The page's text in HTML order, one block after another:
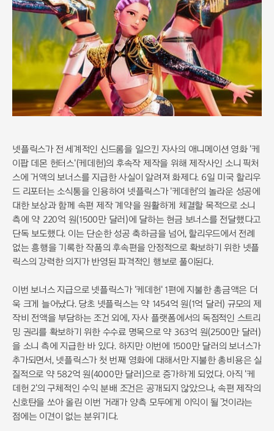
넷플릭스가 전 세계적인 신드롬을 일으킨 자사의 애니메이션 영화 '케
이팝 데몬 헌터스'(케데헌)의 후속작 제작을 위해 제작사인 소니 픽처
스에 거액의 보너스를 지급한 사실이 알려져 화제다. 6일 미국 할리우
드 리포터는 소식통을 인용하여 넷플릭스가 '케데헌'의 놀라운 성공에
대한 보상과 함께 속편 제작 계약을 원활하게 체결할 목적으로 소니
측에 약 220억 원(1500만 달러)에 달하는 현금 보너스를 전달했다고
단독 보도했다. 이는 단순한 성공 축하금을 넘어, 할리우드에서 전례
없는 흥행을 기록한 작품의 후속편을 안정적으로 확보하기 위한 넷플
릭스의 강력한 의지가 반영된 파격적인 행보로 풀이된다.
이번 보너스 지급으로 넷플릭스가 '케데헌' 1편에 지불한 총금액은 더
욱 크게 늘어났다. 당초 넷플릭스는 약 1454억 원(1억 달러) 규모의 제
작비 전액을 부담하는 조건 외에, 자사 플랫폼에서의 독점적인 스트리
밍 권리를 확보하기 위한 수수료 명목으로 약 363억 원(2500만 달러)
을 소니 측에 지급한 바 있다. 하지만 이번에 1500만 달러의 보너스가
추가되면서, 넷플릭스가 첫 번째 영화에 대해서만 지불한 총비용은 실
질적으로 약 582억 원(4000만 달러)으로 증가하게 되었다. 아직 '케
데헌 2'의 구체적인 수익 분배 조건은 공개되지 않았으나, 속편 제작의
신호탄을 쏘아 올린 이번 거래가 양측 모두에게 이익이 될 것이라는
점에는 이견이 없는 분위기다.